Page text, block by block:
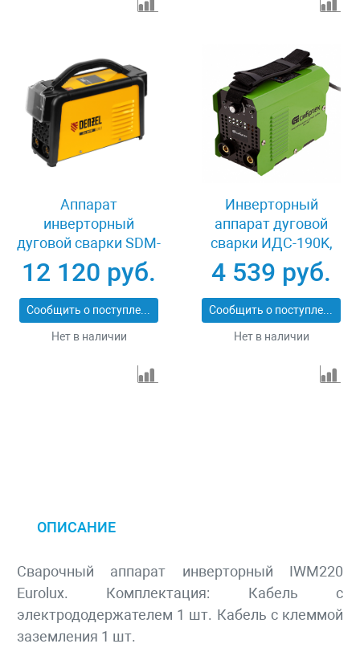
Аппарат
инверторный
дуговой сварки SDM-
220 Top, 220 А, ПВ
60% Denzel 94357
12 120 руб.
Сообщить о поступлении
Нет в наличии
Инверторный
аппарат дуговой
сварки ИДС-190K,
190 А, ПВ 80%
Сибртех 94394
4 539 руб.
Сообщить о поступлении
Нет в наличии
ОПИСАНИЕ
Сварочный аппарат инверторный IWM220
Eurolux. Комплектация: Кабель с
электрододержателем 1 шт. Кабель с клеммой
заземления 1 шт.